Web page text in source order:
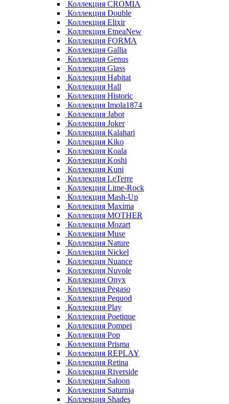
Коллекция CROMIA
Коллекция Double
Коллекция Elixir
Коллекция EtneaNew
Коллекция FORMA
Коллекция Gallia
Коллекция Genus
Коллекция Glass
Коллекция Habitat
Коллекция Hall
Коллекция Historic
Коллекция Imola1874
Коллекция Jabot
Коллекция Joker
Коллекция Kalahari
Коллекция Kiko
Коллекция Koala
Коллекция Koshi
Коллекция Kuni
Коллекция LeTerre
Коллекция Lime-Rock
Коллекция Mash-Up
Коллекция Maxima
Коллекция MOTHER
Коллекция Mozart
Коллекция Muse
Коллекция Nature
Коллекция Nickel
Коллекция Nuance
Коллекция Nuvole
Коллекция Onyx
Коллекция Pegaso
Коллекция Pequod
Коллекция Play
Коллекция Poetique
Коллекция Pompei
Коллекция Pop
Коллекция Prisma
Коллекция REPLAY
Коллекция Retina
Коллекция Riverside
Коллекция Saloon
Коллекция Saturnia
Коллекция Shades